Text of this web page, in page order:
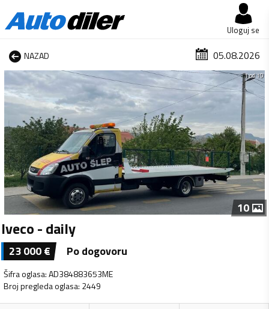
Uloguj se
NAZAD 05.08.2026
1 od 10
10
Iveco - daily
23 000€ Po dogovoru
Šifra oglasa:AD384883653ME
Broj pregleda oglasa: 2449